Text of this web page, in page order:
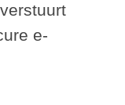
e-